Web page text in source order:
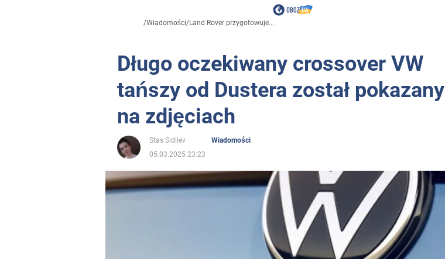
/Wiadomości/Land Rover przygotowuje...
Długo oczekiwany crossover VW
tańszy od Dustera został pokazany
na zdjęciach
Stas Sidilev
Wiadomości
05.03.2025 23:23